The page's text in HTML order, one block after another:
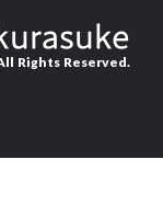
Rights Reserved.